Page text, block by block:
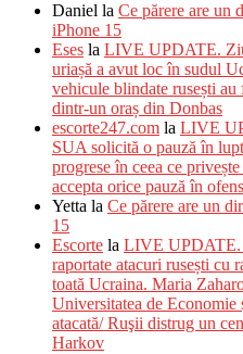
Daniel la Ce părere are un
iPhone 15
Eses la LIVE UPDATE.
uriașă a avut loc în sudul
vehicule blindate rusești
dintr-un oraș din Donbas
escorte247.com la LIVE
SUA solicită o pauză în
progrese în ceea ce
accepta orice pauză în
Yetta la Ce părere are un
15
Escorte la LIVE UPDATE.
raportate atacuri rusești cu
toată Ucraina. Maria
Universitatea de
atacată/ Ruşii distrug un
Harkov